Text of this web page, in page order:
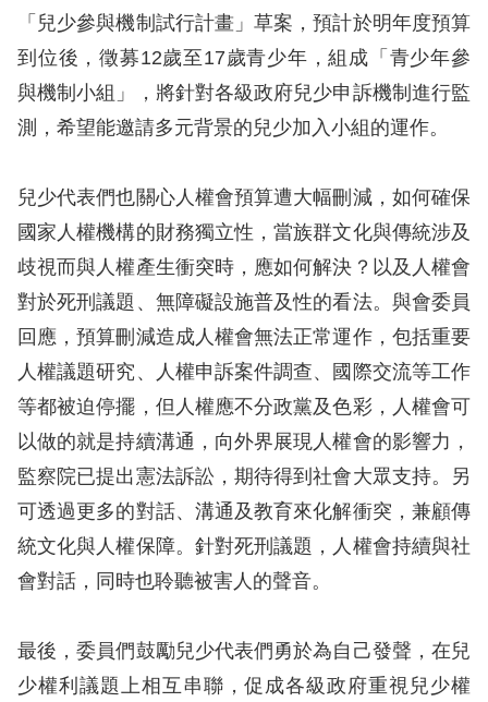
無
障
快
鍵
選
擇
語
兒少版
回
首
「兒少參與機制試行計畫」草案，預計於明年度預算
到位後，徵募12歲至17歲青少年，組成「青少年參
與機制小組」，將針對各級政府兒少申訴機制進行監
測，希望能邀請多元背景的兒少加入小組的運作。
兒少代表們也關心人權會預算遭大幅刪減，如何確保
國家人權機構的財務獨立性，當族群文化與傳統涉及
歧視而與人權產生衝突時，應如何解決？以及人權會
對於死刑議題、無障礙設施普及性的看法。與會委員
回應，預算刪減造成人權會無法正常運作，包括重要
人權議題研究、人權申訴案件調查、國際交流等工作
等都被迫停擺，但人權應不分政黨及色彩，人權會可
以做的就是持續溝通，向外界展現人權會的影響力，
監察院已提出憲法訴訟，期待得到社會大眾支持。另
可透過更多的對話、溝通及教育來化解衝突，兼顧傳
統文化與人權保障。針對死刑議題，人權會持續與社
會對話，同時也聆聽被害人的聲音。
最後，委員們鼓勵兒少代表們勇於為自己發聲，在兒
少權利議題上相互串聯，促成各級政府重視兒少權